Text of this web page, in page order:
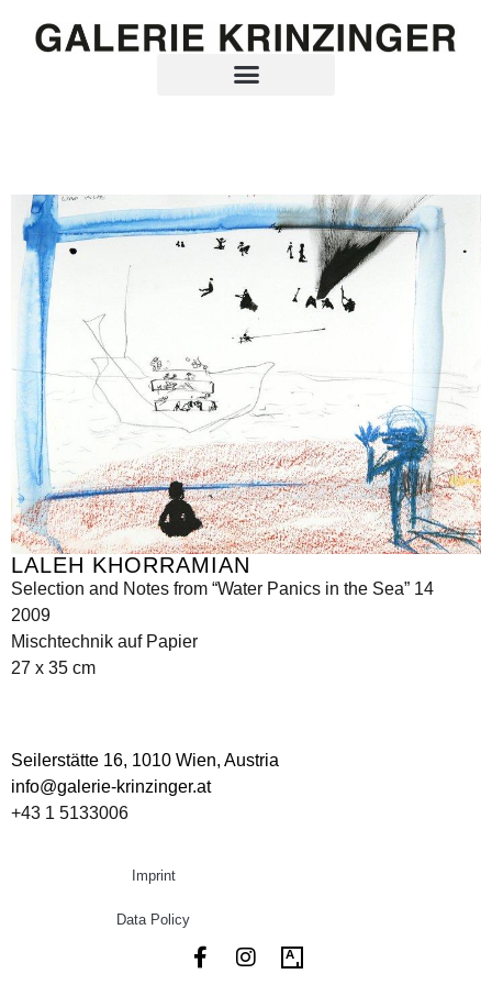
LALEH KHORRAMIAN
Selection and Notes from “Water Panics in the Sea” 14
2009
Mischtechnik auf Papier
27 x 35 cm
Seilerstätte 16, 1010 Wien, Austria
info@galerie-krinzinger.at
+43 1 5133006
Imprint
Data Policy